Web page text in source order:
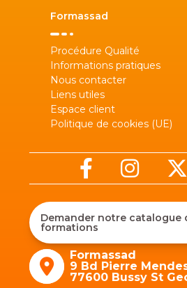
Formassad
Procédure Qualité
Informations pratiques
Nous contacter
Liens utiles
Espace client
Politique de cookies (UE)
Demander notre catalogue
formations
Formassad
9 Bd Pierre
77600 Bussy St